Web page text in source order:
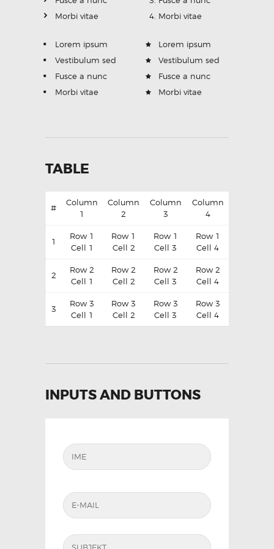
Morbi vitae
Morbi vitae
Lorem ipsum
Vestibulum sed
Fusce a nunc
Morbi vitae
Lorem ipsum
Vestibulum sed
Fusce a nunc
Morbi vitae
TABLE
#
Column
1
Column
2
Column
3
Column
4
1
Row 1
Cell 1
Row 1
Cell 2
Row 1
Cell 3
Row 1
Cell 4
2
Row 2
Cell 1
Row 2
Cell 2
Row 2
Cell 3
Row 2
Cell 4
3
Row 3
Cell 1
Row 3
Cell 2
Row 3
Cell 3
Row 3
Cell 4
INPUTS AND BUTTONS